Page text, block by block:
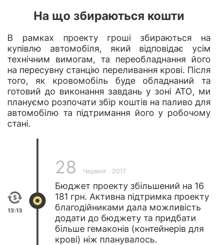
На що збираються кошти
В рамках проекту гроші збираються на
купівлю автомобіля, який відповідає усім
технічним вимогам, та переобладнання його
на пересувну станцію переливання крові. Після
того, як кровомобіль буде обладнаний та
готовий до виконання завдань у зоні АТО, ми
плануємо розпочати збір коштів на паливо для
автомобілю та підтримання його у робочому
стані.
13:13
28 Червня 2017
Бюджет проекту збільшений на 16
181 грн. Активна підтримка проекту
благодійниками дала можливість
додати до бюджету та придбати
більше гемаконів (контейнерів для
крові) ніж планувалось.